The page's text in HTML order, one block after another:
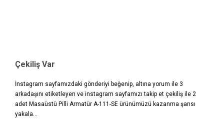
Çekiliş Var
İnstagram sayfamızdaki gönderiyi beğenip, altına yorum ile 3
arkadaşını etiketleyen ve instagram sayfamızı takip et çekiliş ile 2
adet Masaüstü Pilli Armatür A-111-SE ürünümüzü kazanma şansı
yakala...